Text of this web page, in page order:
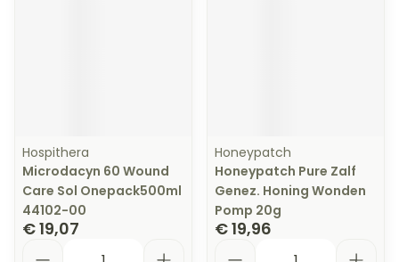
Hospithera
Microdacyn 60 Wound
Care Sol Onepack500ml
44102-00
€ 19,07
Honeypatch
Honeypatch Pure Zalf
Genez. Honing Wonden
Pomp 20g
€ 19,96